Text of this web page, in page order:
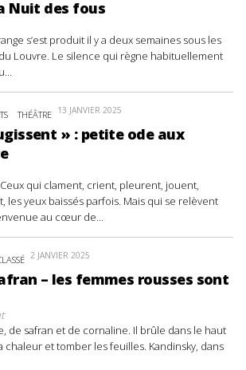
Nuit des fous
s’est produit il y a deux semaines sous les
Louvre. Le silence qui règne habituellement
THÉÂTRE 13 JANVIER 2025
» : petite ode aux
qui clament, crient, pleurent, jouent,
les yeux baissés parfois. Mais qui se relèvent
au cœur de...
2 JANVIER 2025
– les femmes rousses sont
de safran et de cornaline. Il brûle dans le haut
chaleur et tomber les feuilles. Kandinsky, dans